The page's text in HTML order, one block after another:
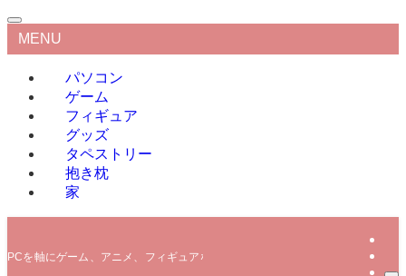
MENU
パソコン
ゲーム
フィギュア
グッズ
タペストリー
抱き枕
家
PCを軸にゲーム、アニメ、フィギュアなどの情報を発信していきます。